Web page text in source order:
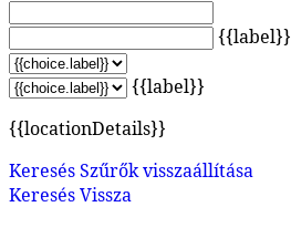
{{label}}
{{label}}
{{locationDetails}}
KeresésSzűrők visszaállítása
KeresésVissza